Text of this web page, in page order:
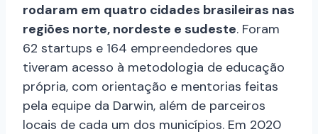
rodaram em quatro cidades brasileiras nas
regiões norte, nordeste e sudeste. Foram
62 startups e 164 empreendedores que
tiveram acesso à metodologia de educação
própria, com orientação e mentorias feitas
pela equipe da Darwin, além de parceiros
locais de cada um dos municípios. Em 2020